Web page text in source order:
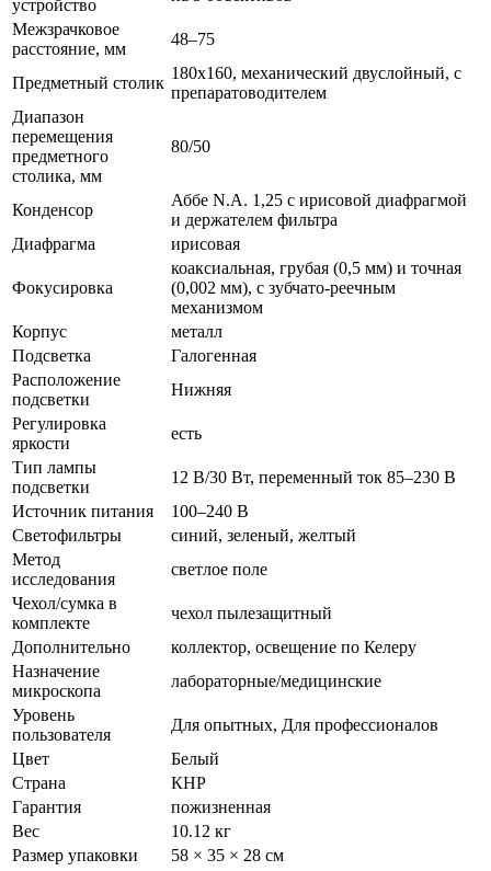
устройство
Межзрачковое
расстояние, мм
48–75
Предметный столик
180х160, механический двуслойный, с
препаратоводителем
Диапазон
перемещения
предметного
столика, мм
80/50
Конденсор
Аббе N.A. 1,25 с ирисовой диафрагмой
и держателем фильтра
Диафрагма
ирисовая
Фокусировка
коаксиальная, грубая (0,5 мм) и точная
(0,002 мм), с зубчато-реечным
механизмом
Корпус
металл
Подсветка
Галогенная
Расположение
подсветки
Нижняя
Регулировка
яркости
есть
Тип лампы
подсветки
12 В/30 Вт, переменный ток 85–230 В
Источник питания
100–240 В
Светофильтры
синий, зеленый, желтый
Метод
исследования
светлое поле
Чехол/сумка в
комплекте
чехол пылезащитный
Дополнительно
коллектор, освещение по Келеру
Назначение
микроскопа
лабораторные/медицинские
Уровень
пользователя
Для опытных, Для профессионалов
Цвет
Белый
Страна
КНР
Гарантия
пожизненная
Вес
10.12 кг
Размер упаковки
58 × 35 × 28 см